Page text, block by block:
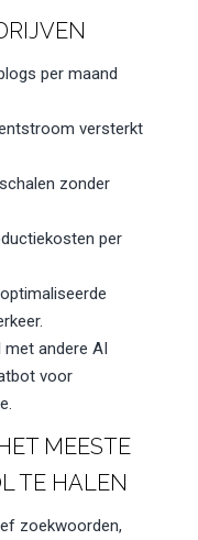
per maand
versterkt
zonder
per
andere AI
voor
MEESTE
TE HALEN
zoekwoorden,